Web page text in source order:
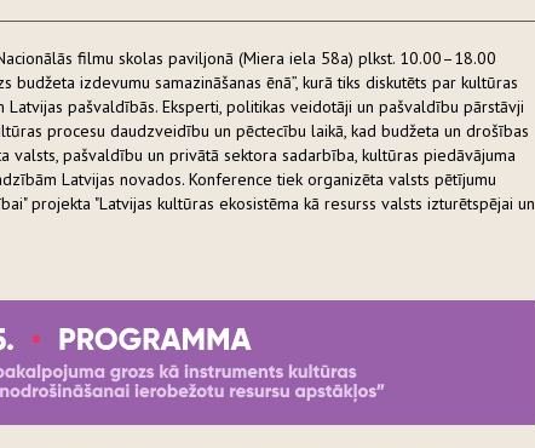
filmu skolas paviljonā (Miera iela 58a) plkst. 10.00–18.00
budžeta izdevumu samazināšanas ēnā”, kurā tiks diskutēts par kultūras
pašvaldībās. Eksperti, politikas veidotāji un pašvaldību pārstāvji
procesu daudzveidību un pēctecību laikā, kad budžeta un drošības
valsts, pašvaldību un privātā sektora sadarbība, kultūras piedāvājuma
Latvijas novados. Konference tiek organizēta valsts pētījumu
projekta "Latvijas kultūras ekosistēma kā resurss valsts izturētspējai un